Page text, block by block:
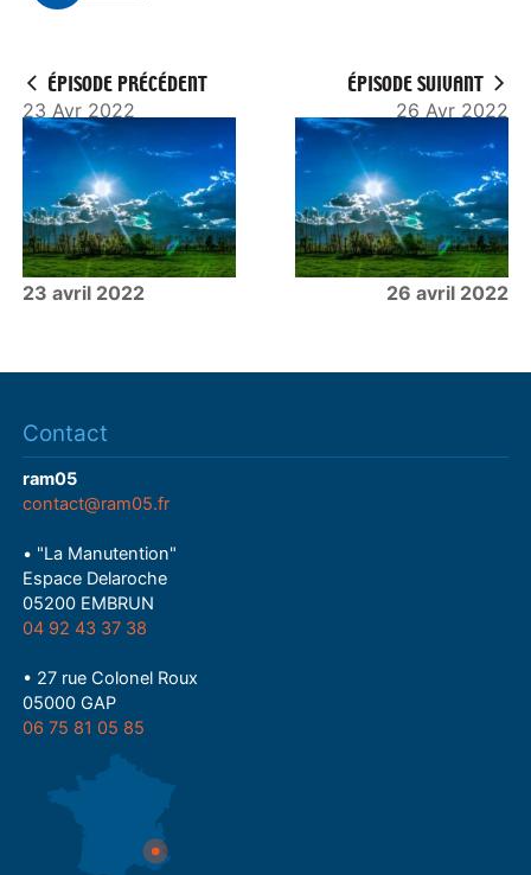
P
y
ÉPISODE PRÉCÉDENT
23 Avr 2022
23 avril 2022
ÉPISODE SUIVANT
26 Avr 2022
26 avril 2022
Contact
ram05
contact@ram05.fr
• "La Manutention"
Espace Delaroche
05200 EMBRUN
04 92 43 37 38
• 27 rue Colonel Roux
05000 GAP
06 75 81 05 85